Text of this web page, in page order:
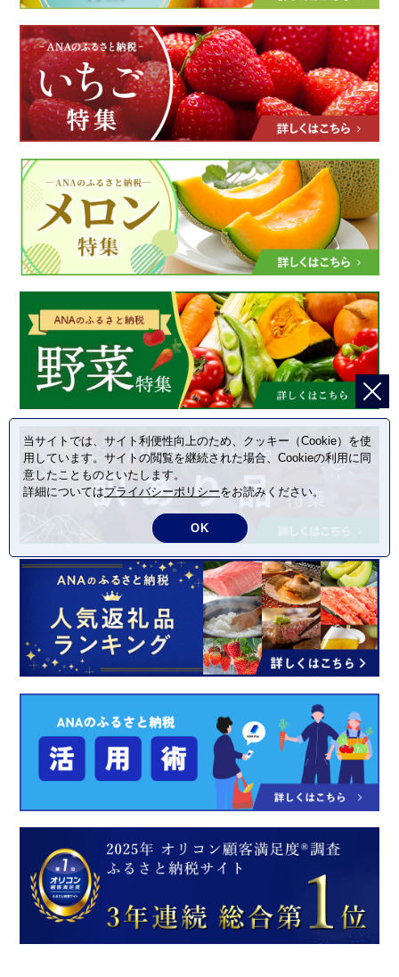
当サイトでは、サイト利便性向上のため、クッキー（Cookie）を使
用しています。サイトの閲覧を継続された場合、Cookieの利用に同
意したことものといたします。
詳細についてはプライバシーポリシーをお読みください。
OK